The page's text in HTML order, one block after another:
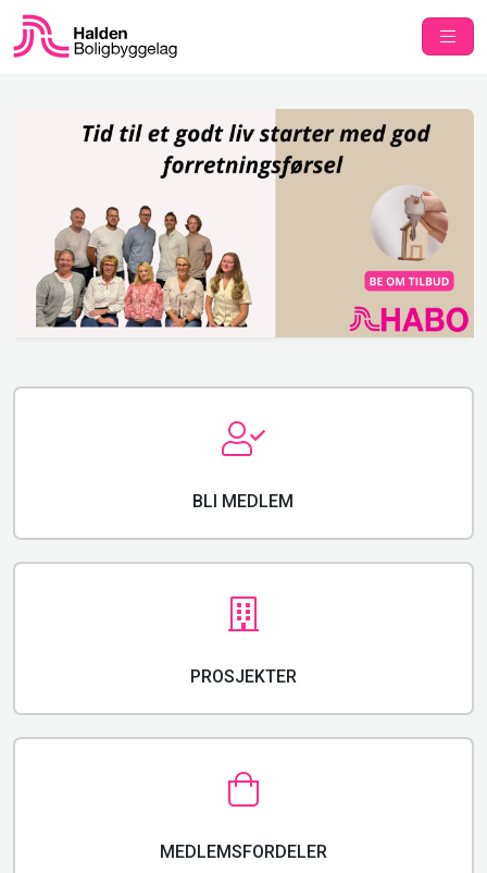
BLI MEDLEM
PROSJEKTER
MEDLEMSFORDELER